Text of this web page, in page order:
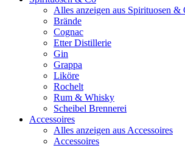
Alles anzeigen aus Spirituosen &
Brände
Cognac
Etter Distillerie
Gin
Grappa
Liköre
Rochelt
Rum & Whisky
Scheibel Brennerei
Accessoires
Alles anzeigen aus Accessoires
Accessoires